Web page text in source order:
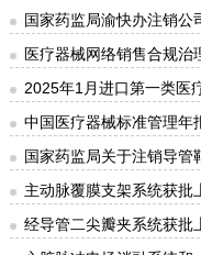
国家药监局渝快办注销公
医疗器械网络销售合规
2025年1月进口第一类医
中国医疗器械标准管理年
国家药监局关于注销导
主动脉覆膜支架系统获批
经导管二尖瓣夹系统获批